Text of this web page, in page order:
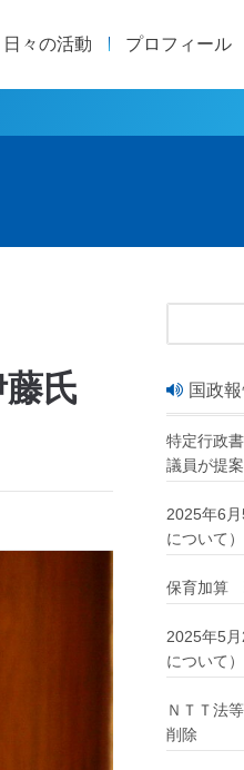
日々の活動 プロフィール
氏
国政
特定行政
議員が提
2025年6
について）
保育加算
2025年5
について）
ＮＴＴ法
削除